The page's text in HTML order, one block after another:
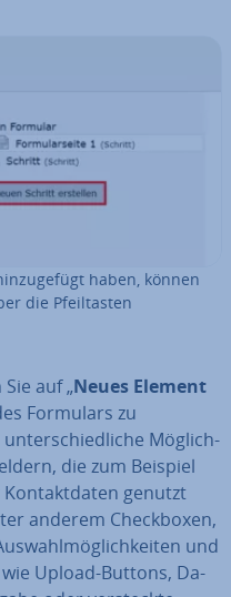
haben, können
die Pfeil­tas­ten
auf „Neues Element
Formulars zu
un­ter­schied­li­che Mög­lich­
die zum Beispiel
genutzt
anderem Check­bo­xen,
und
Upload-Buttons, Da­